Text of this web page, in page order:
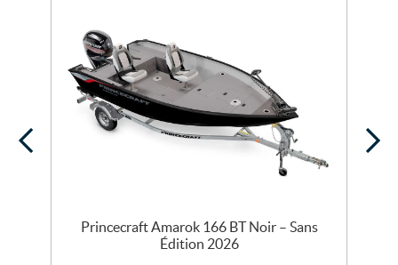
Princecraft Amarok 166 BT Noir – Sans
Édition 2026